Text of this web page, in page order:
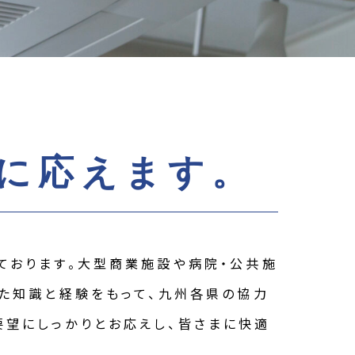
応えます。
ります。大型商業施設や病院・公共施
知識と経験をもって、九州各県の協力
にしっかりとお応えし、皆さまに快適